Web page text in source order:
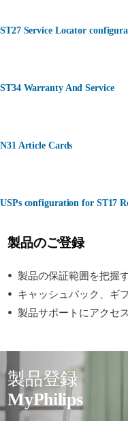
ST27 Service Locator
ST34 Warranty And Service
N31 Article Cards
USPs configuration for ST17
製品のご登録
製品の保証範囲を把握
キャッシュバック、ギ
製品サポートにアクセ
製品登録
MyPhilips